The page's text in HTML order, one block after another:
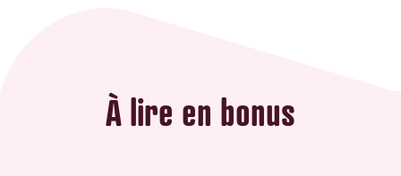
À lire en bonus